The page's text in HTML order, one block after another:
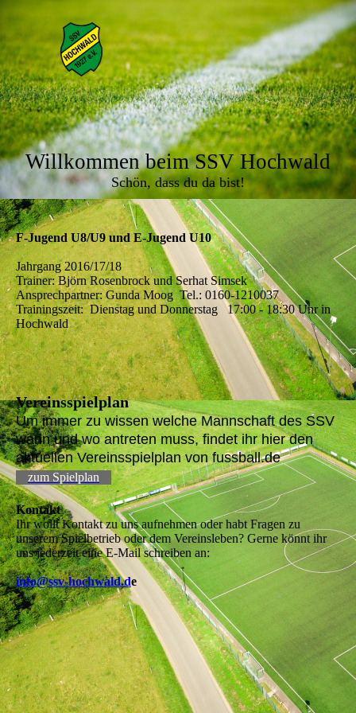
Willkommen beim SSV Hochwald
Schön, dass du da bist!
F-Jugend U8/U9 und E-Jugend U10
Jahrgang 2016/17/18
Trainer: Björn Rosenbrock und Serhat Simsek
Ansprechpartner: Gunda Moog Tel.: 0160-1210037
Trainingszeit: Dienstag und Donnerstag 17:00 - 18:30 Uhr in
Hochwald
Vereinsspielplan
Um immer zu wissen welche Mannschaft des SSV
wann und wo antreten muss, findet ihr hier den
aktuellen Vereinsspielplan von fussball.de
zum Spielplan
Kontakt
Ihr wollt Kontakt zu uns aufnehmen oder habt Fragen zu
unserem Spielbetrieb oder dem Vereinsleben? Gerne könnt ihr
uns jederzeit eine E-Mail schreiben an:
info@ssv-hochwald.de